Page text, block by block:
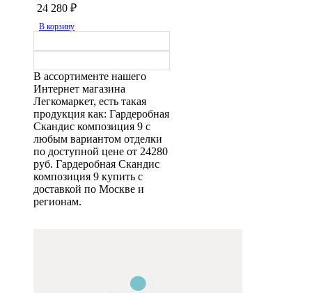
24 280 ₽
В корзину
В ассортименте нашего
Интернет магазина
Легкомаркет, есть такая
продукция как: Гардеробная
Скандис композиция 9 с
любым вариантом отделки
по доступной цене от 24280
руб. Гардеробная Скандис
композиция 9 купить с
доставкой по Москве и
регионам.